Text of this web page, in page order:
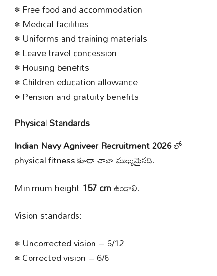
• Free food and accommodation
• Medical facilities
• Uniforms and training materials
• Leave travel concession
• Housing benefits
• Children education allowance
• Pension and gratuity benefits
Physical Standards
Indian Navy Agniveer Recruitment 2026లో
physical fitness కూడా చాలా ముఖ్యమైనది.
Minimum height 157 cmఉండాలి.
Vision standards:
• Uncorrected vision – 6/12
• Corrected vision – 6/6